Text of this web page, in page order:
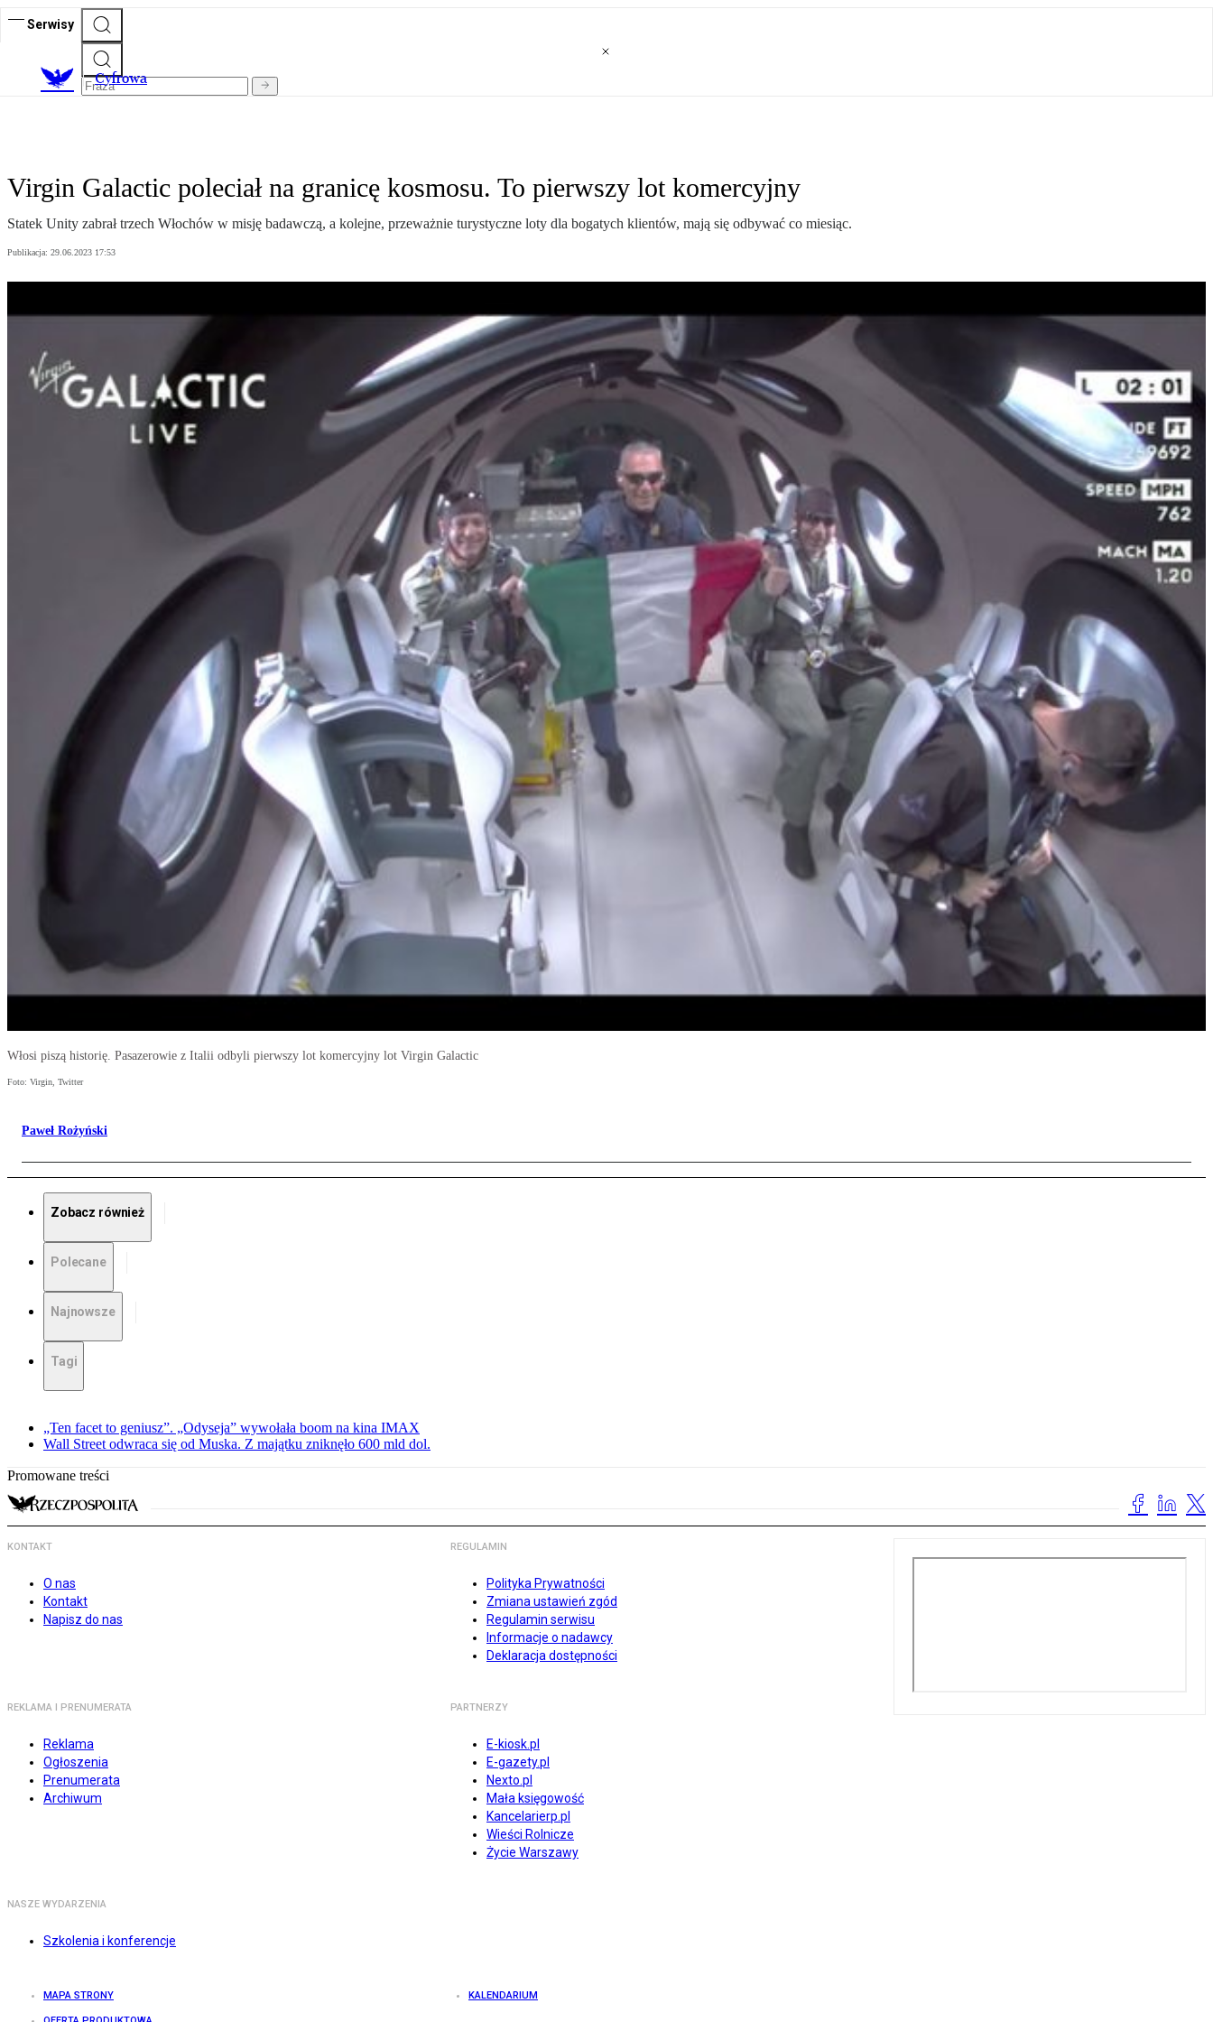
Serwisy
Cyfrowa
Virgin Galactic poleciał na granicę kosmosu. To pierwszy lot komercyjny
Statek Unity zabrał trzech Włochów w misję badawczą, a kolejne, przeważnie turystyczne loty dla bogatych klientów, mają się odbywać co miesiąc.
Publikacja: 29.06.2023 17:53
Włosi piszą historię. Pasazerowie z Italii odbyli pierwszy lot komercyjny lot Virgin Galactic
Foto: Virgin, Twitter
Paweł Rożyński
Zobacz również
Polecane
Najnowsze
Tagi
„Ten facet to geniusz”. „Odyseja” wywołała boom na kina IMAX
Wall Street odwraca się od Muska. Z majątku zniknęło 600 mld dol.
Promowane treści
KONTAKT
O nas
Kontakt
Napisz do nas
REGULAMIN
Polityka Prywatności
Zmiana ustawień zgód
Regulamin serwisu
Informacje o nadawcy
Deklaracja dostępności
REKLAMA I PRENUMERATA
Reklama
Ogłoszenia
Prenumerata
Archiwum
PARTNERZY
E-kiosk.pl
E-gazety.pl
Nexto.pl
Mała księgowość
Kancelarierp.pl
Wieści Rolnicze
Życie Warszawy
NASZE WYDARZENIA
Szkolenia i konferencje
MAPA STRONY KALENDARIUM